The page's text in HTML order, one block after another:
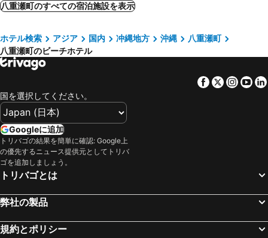
八重瀬町のすべての宿泊施設を表示
ホテル検索 アジア 国内 冲縄地方 沖縄
八重瀬町
八重瀬町のビーチホテル
Facebook
Twitter
国を選択してください。
Googleに追加
トリバゴの結果を簡単に確認: Google上
の優先するニュース提供元としてトリバ
ゴを追加しましょう。
トリバゴとは
弊社の製品
規約とポリシー